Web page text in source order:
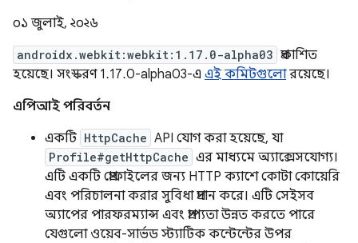
০১ জুলাই, ২০২৬
androidx.webkit:webkit:1.17.0-alpha03 প্রকাশিত
হয়েছে। সংস্করণ 1.17.0-alpha03-এ এই কমিটগুলোরয়েছে।
এপিআই পরিবর্তন
একটি HttpCache API যোগ করা হয়েছে, যা
Profile#getHttpCache এর মাধ্যমে অ্যাক্সেসযোগ্য।
এটি একটি প্রোফাইলের জন্য HTTP ক্যাশে কোটা কোয়েরি
এবং পরিচালনা করার সুবিধা প্রদান করে। এটি সেইসব
অ্যাপের পারফরম্যান্স এবং প্রাপ্যতা উন্নত করতে পারে
যেগুলো ওয়েব-সার্ভড স্ট্যাটিক কন্টেন্টের উপর